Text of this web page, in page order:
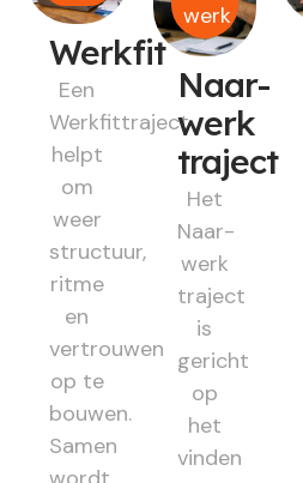
Werkfit
Een
Werkfittraject
helpt
om
weer
structuur,
ritme
en
vertrouwen
op te
bouwen.
Samen
werk
Naar-
werk
traject
Het
Naar-
werk
traject
is
gericht
op
het
vinden